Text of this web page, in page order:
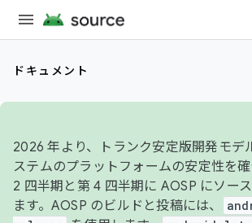
ドキュメント
2026 年より、トランク安定版開発モデ
ステムのプラットフォームの安定性を
2 四半期と第 4 四半期に AOSP にソー
ます。AOSP のビルドと投稿には、